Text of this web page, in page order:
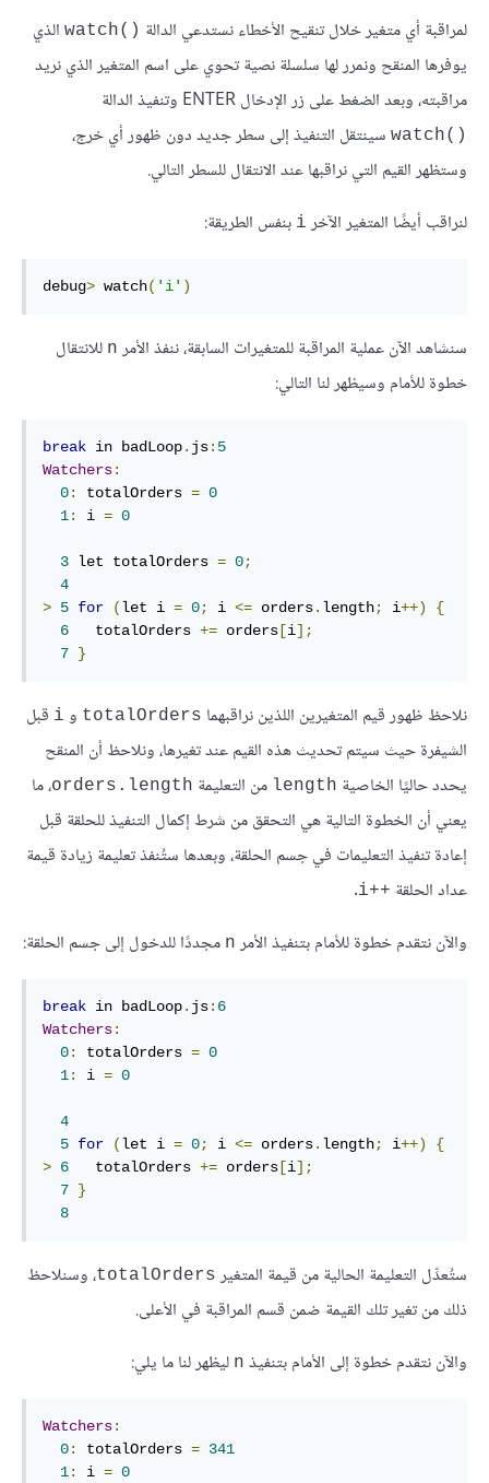
لمراقبة أي متغير خلال تنقيح الأخطاء نستدعي الدالة ‎watch()‎ الذي
يوفرها المنقح ونمرر لها سلسلة نصية تحوي على اسم المتغير الذي نريد
مراقبته، وبعد الضغط على زر الإدخال ‎ENTER‎ وتنفيذ الدالة
‎watch()‎ سينتقل التنفيذ إلى سطر جديد دون ظهور أي خرج،
وستظهر القيم التي نراقبها عند الانتقال للسطر التالي.
لنراقب أيضًا المتغير الآخر ‎i‎ بنفس الطريقة:
debug> watch( 'i' )
سنشاهد الآن عملية المراقبة للمتغيرات السابقة، ننفذ الأمر ‎n‎ للانتقال
خطوة للأمام وسيظهر لنا التالي:
break in badLoop. js: 5
Watchers:
0: totalOrders = 0
1: i = 0
3 let totalOrders = 0;
4
> 5 for (let i = 0; i <= orders. length; i++)
{
6
   totalOrders
+= orders [i];
7 }
نلاحظ ظهور قيم المتغيرين اللذين نراقبهما ‎totalOrders‎ و ‎i‎ قبل
الشيفرة حيث سيتم تحديث هذه القيم عند تغيرها، ونلاحظ أن المنقح
يحدد حاليًا الخاصية ‎length‎ من التعليمة ‎orders.length‎، ما
يعني أن الخطوة التالية هي التحقق من شرط إكمال التنفيذ للحلقة قبل
إعادة تنفيذ التعليمات في جسم الحلقة، وبعدها ستُنفذ تعليمة زيادة قيمة
عداد الحلقة ‎i++‎
.
والآن نتقدم خطوة للأمام بتنفيذ الأمر ‎n‎ مجددًا للدخول إلى جسم الحلقة:
break in badLoop. js: 6
Watchers:
0: totalOrders = 0
1: i = 0
4
5 for (let i = 0; i <= orders. length; i++)
{
> 6
   totalOrders
+= orders [i];
7 }
8
ستُعدِّل التعليمة الحالية من قيمة المتغير ‎totalOrders‎، وسنلاحظ
ذلك من تغير تلك القيمة ضمن قسم المراقبة في الأعلى.
والآن نتقدم خطوة إلى الأمام بتنفيذ ‎n‎ ليظهر لنا ما يلي:
Watchers:
0: totalOrders = 341
1: i = 0